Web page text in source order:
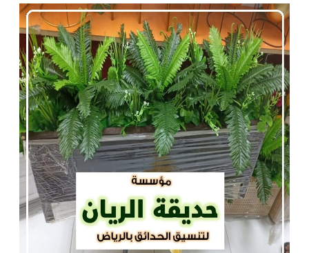
نباتات
الزينة
الداخلية
في
الرياض
|
0560048269